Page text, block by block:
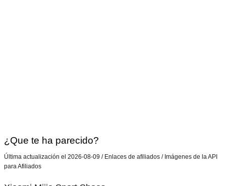
¿Que te ha parecido?
Última actualización el 2026-08-09 / Enlaces de afiliados / Imágenes de la API
para Afiliados